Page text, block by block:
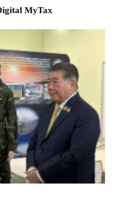
MyTax
งินเฟ้อทั่วโลกมีการทยอย
กลางสหรัฐ (เฟด) ได้ปรับ
นมา เพื่อหยุดการชะลอตัว
ระกาศออกมาตรการกระตุ้น
การคลัง มองว่าจะช่วย
รษฐกิจจีนในปีนี้เติบโตได้
างยาวนานนั้น อาจจำเป็น
ปบ้างแล้ว โดยปัจจุบันตลาด
ท่า สูงกว่าค่าเฉลี่ยระยะ
ทุนเริ่มจำกัด ตลาดจะตัว